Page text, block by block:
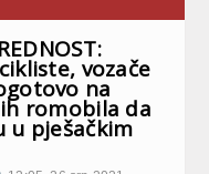
vozače
na
romobila da
u pješačkim